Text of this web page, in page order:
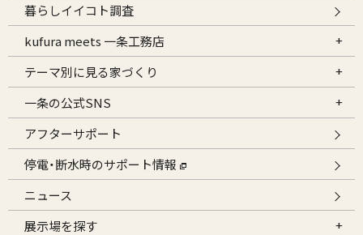
暮らしイイコト調査
kufura meets 一条工務店
テーマ別に見る家づくり
一条の公式SNS
アフターサポート
停電・断水時のサポート情報
ニュース
展示場を探す